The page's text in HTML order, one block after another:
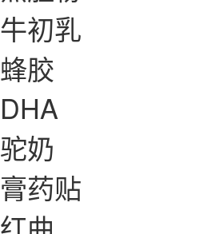
牛初乳
蜂胶
DHA
驼奶
膏药贴